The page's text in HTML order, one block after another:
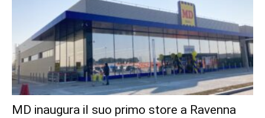
MD inaugura il suo primo store a Ravenna